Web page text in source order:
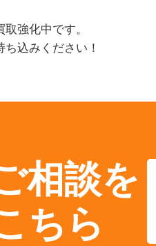
強化中です。
込みください！
相談を
ちら